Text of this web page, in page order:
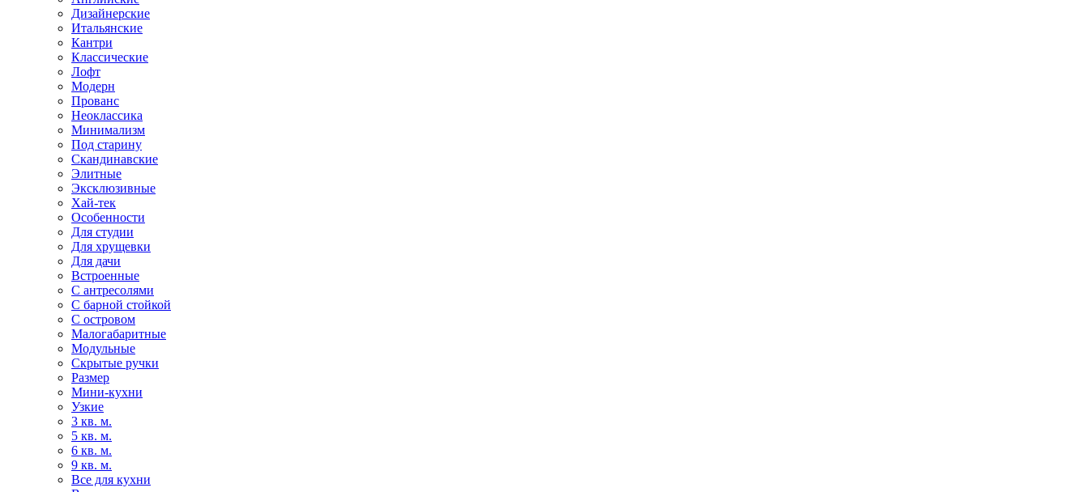
Дизайнерские
Итальянские
Кантри
Классические
Лофт
Модерн
Прованс
Неоклассика
Минимализм
Под старину
Скандинавские
Элитные
Эксклюзивные
Хай-тек
Особенности
Для студии
Для хрущевки
Для дачи
Встроенные
С антресолями
С барной стойкой
С островом
Малогабаритные
Модульные
Скрытые ручки
Размер
Мини-кухни
Узкие
3 кв. м.
5 кв. м.
6 кв. м.
9 кв. м.
Все для кухни